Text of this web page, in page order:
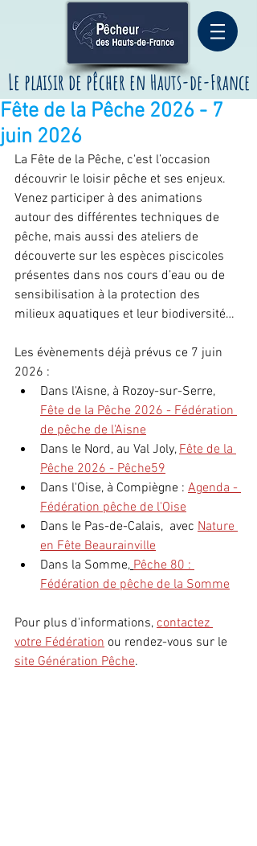
Le plaisir de pêcher en Hauts-de-France
Fête de la Pêche 2026 - 7
juin 2026
La Fête de la Pêche, c'est l’occasion
découvrir le loisir pêche et ses enjeux.
Venez participer à des animations
autour des différentes techniques de
pêche, mais aussi des ateliers de
découverte sur les espèces piscicoles
présentes dans nos cours d’eau ou de
sensibilisation à la protection des
milieux aquatiques et leur biodiversité…
Les évènements déjà prévus ce 7 juin
2026 :
Dans l'Aisne, à Rozoy-sur-Serre,
Fête de la Pêche 2026 - Fédération
de pêche de l'Aisne
Dans le Nord, au Val Joly, Fête de la
Pêche 2026 - Pêche59
Dans l'Oise, à Compiègne : Agenda -
Fédération pêche de l'Oise
Dans le Pas-de-Calais,  avec Nature
en Fête Beaurainville
Dans la Somme, Pêche 80 :
Fédération de pêche de la Somme
Pour plus d'informations, contactez
votre Fédération ou rendez-vous sur le
site Génération Pêche.